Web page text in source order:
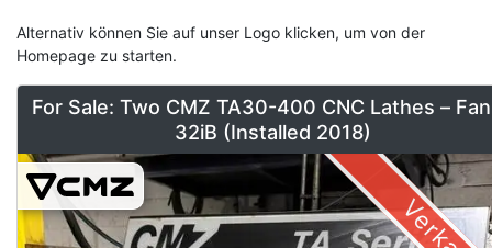
Alternativ können Sie auf unser Logo klicken, um von der
Homepage zu starten.
For Sale: Two CMZ TA30-400 CNC Lathes –
32iB (Installed 2018)